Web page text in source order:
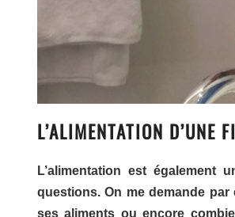
L’ALIMENTATION D’UNE
L’alimentation est
questions. On me demande
ses aliments ou encore